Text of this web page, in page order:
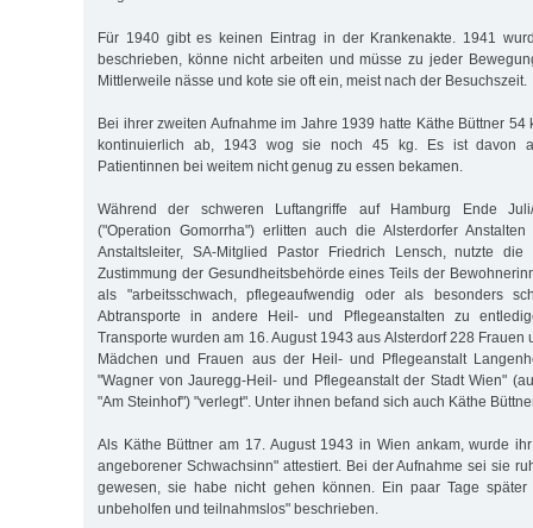
Für 1940 gibt es keinen Eintrag in der Krankenakte. 1941
beschrieben, könne nicht arbeiten und müsse zu jeder
Mittlerweile nässe und kote sie oft ein, meist nach der Besuchszeit.
Bei ihrer zweiten Aufnahme im Jahre 1939 hatte Käthe Büttner
kontinuierlich ab, 1943 wog sie noch 45 kg. Es ist davon
Patientinnen bei weitem nicht genug zu essen bekamen.
Während der schweren Luftangriffe auf Hamburg Ende
("Operation Gomorrha") erlitten auch die Alsterdorfer Anstalten
Anstaltsleiter, SA-Mitglied Pastor Friedrich Lensch, nutzte
Zustimmung der Gesundheitsbehörde eines Teils der
als "arbeitsschwach, pflegeaufwendig oder als besonders
Abtransporte in andere Heil- und Pflegeanstalten zu
Transporte wurden am 16. August 1943 aus Alsterdorf 228 Frauen
Mädchen und Frauen aus der Heil- und Pflegeanstalt
"Wagner von Jauregg-Heil- und Pflegeanstalt der Stadt Wien"
"Am Steinhof") "verlegt". Unter ihnen befand sich auch Käthe
Als Käthe Büttner am 17. August 1943 in Wien ankam, wurde
angeborener Schwachsinn" attestiert. Bei der Aufnahme sei sie
gewesen, sie habe nicht gehen können. Ein paar Tage
unbeholfen und teilnahmslos" beschrieben.